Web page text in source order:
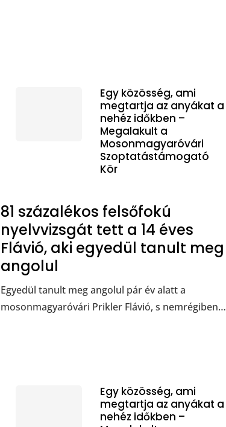
Egy közösség, ami
megtartja az anyákat a
nehéz időkben –
Megalakult a
Mosonmagyaróvári
Szoptatástámogató
Kör
81 százalékos felsőfokú
nyelvvizsgát tett a 14 éves
Flávió, aki egyedül tanult meg
angolul
Egyedül tanult meg angolul pár év alatt a
mosonmagyaróvári Prikler Flávió, s nemrégiben…
Egy közösség, ami
megtartja az anyákat a
nehéz időkben –